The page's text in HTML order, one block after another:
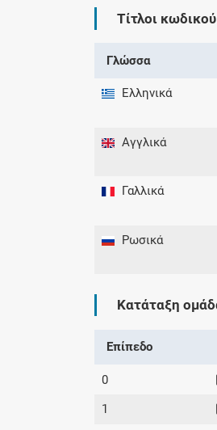
Τίτλοι κωδικού
Γλώσσα
Ελληνικά
Αγγλικά
Γαλλικά
Ρωσικά
Κατάταξη
Επίπεδο
0
1